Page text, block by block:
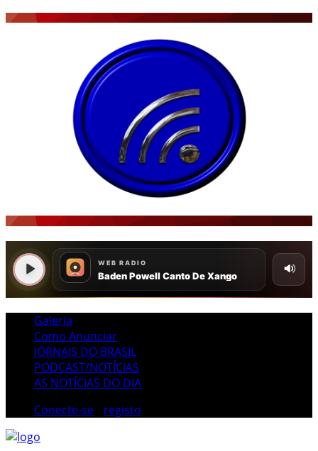
Galeria
Como Anunciar
JORNAIS DO BRASIL
PODCAST/NOTÍCIAS
AS NOTÍCIAS DO DIA
Conecte-se
registo